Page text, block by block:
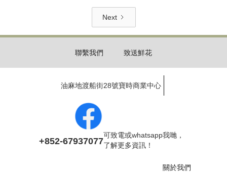
Next
聯繫我們 致送鮮花
油麻地渡船街28號寶時商業中心
關於我們
+852-67937077
可致電或whatsapp我哋，
了解更多資訊！